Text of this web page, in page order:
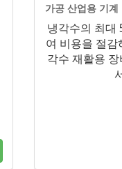
가공 산업용 기
냉각수의 최대
여 비용을 절감
각수 재활용